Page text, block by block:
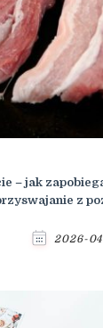
– jak
z
2026-